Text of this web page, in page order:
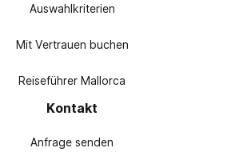
Auswahlkriterien
Mit Vertrauen buchen
Reiseführer Mallorca
Kontakt
Anfrage senden